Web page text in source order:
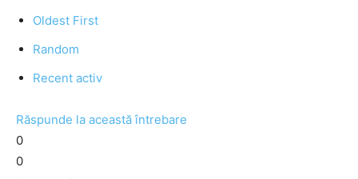
Oldest First
Random
Recent activ
Răspunde la această întrebare
0
0